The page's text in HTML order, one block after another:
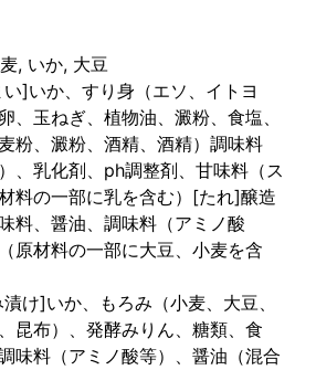
, いか, 大豆
]いか、すり身（エソ、イトヨ
、玉ねぎ、植物油、澱粉、食塩、
粉、澱粉、酒精、酒精）調味料
、乳化剤、ph調整剤、甘味料（ス
料の一部に乳を含む）[たれ]醸造
料、醤油、調味料（アミノ酸
原材料の一部に大豆、小麦を含
け]いか、もろみ（小麦、大豆、
昆布）、発酵みりん、糖類、食
味料（アミノ酸等）、醤油（混合